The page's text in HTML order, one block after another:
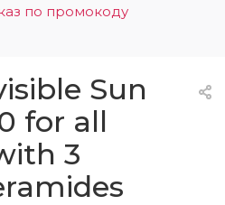
по промокоду
0
Sun
for all
3